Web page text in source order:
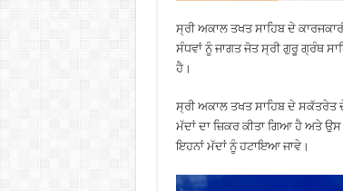
ਸ੍ਰੀ ਅਕਾਲ ਤਖਤ ਸਾਹਿਬ ਦੇ
ਸੰਧਵਾਂ ਨੂੰ ਜਾਗਤ ਜੋਤ ਸ੍ਰੀ ਗੁਰੂ ਗ੍ਰੰਥ
ਹੈ।
ਸ੍ਰੀ ਅਕਾਲ ਤਖਤ ਸਾਹਿਬ ਦੇ
ਮੱਦਾਂ ਦਾ ਜ਼ਿਕਰ ਕੀਤਾ ਗਿਆ ਹੈ ਅਤੇ
ਇਹਨਾਂ ਮੱਦਾਂ ਨੂੰ ਹਟਾਇਆ ਜਾਵੇ।